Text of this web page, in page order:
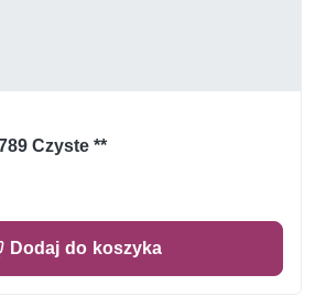
Czyste **
Dodaj do koszyka